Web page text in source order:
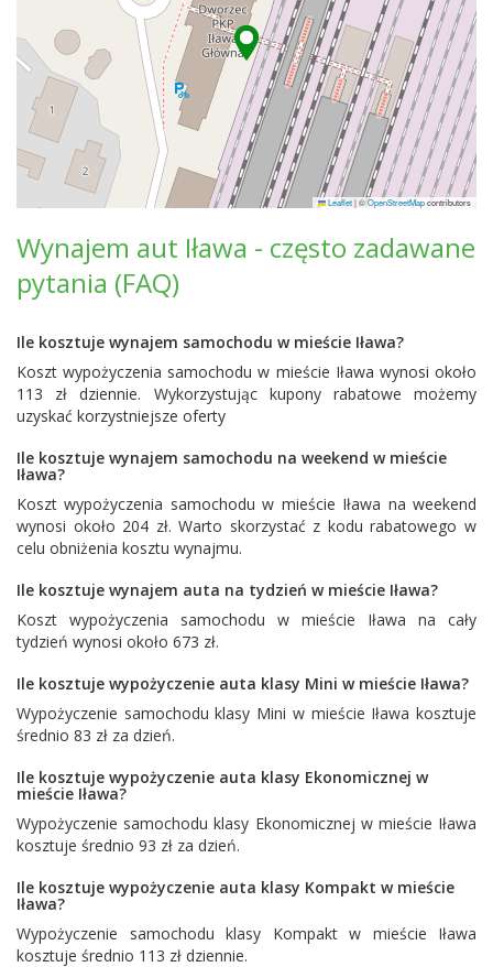
Leaflet|©OpenStreetMapcontributors
Wynajem aut Iława - często zadawane
pytania (FAQ)
Ile kosztuje wynajem samochodu w mieście Iława?
Koszt wypożyczenia samochodu w mieście Iława wynosi około
113 zł dziennie. Wykorzystując kupony rabatowe możemy
uzyskać korzystniejsze oferty
Ile kosztuje wynajem samochodu na weekend w mieście
Iława?
Koszt wypożyczenia samochodu w mieście Iława na weekend
wynosi około 204 zł. Warto skorzystać z kodu rabatowego w
celu obniżenia kosztu wynajmu.
Ile kosztuje wynajem auta na tydzień w mieście Iława?
Koszt wypożyczenia samochodu w mieście Iława na cały
tydzień wynosi około 673 zł.
Ile kosztuje wypożyczenie auta klasy Mini w mieście Iława?
Wypożyczenie samochodu klasy Mini w mieście Iława kosztuje
średnio 83 zł za dzień.
Ile kosztuje wypożyczenie auta klasy Ekonomicznej w
mieście Iława?
Wypożyczenie samochodu klasy Ekonomicznej w mieście Iława
kosztuje średnio 93 zł za dzień.
Ile kosztuje wypożyczenie auta klasy Kompakt w mieście
Iława?
Wypożyczenie samochodu klasy Kompakt w mieście Iława
kosztuje średnio 113 zł dziennie.